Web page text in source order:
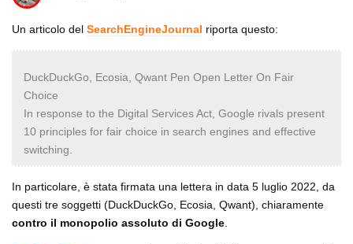
Un articolo del SearchEngineJournal riporta questo:
DuckDuckGo, Ecosia, Qwant Pen Open Letter On Fair
Choice
In response to the Digital Services Act, Google rivals present
10 principles for fair choice in search engines and effective
switching.
In particolare, è stata firmata una lettera in data 5 luglio 2022, da
questi tre soggetti (DuckDuckGo, Ecosia, Qwant), chiaramente
contro il monopolio assoluto di Google